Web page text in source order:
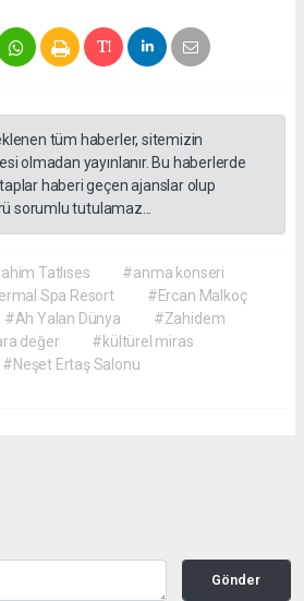
tüm haberler, sitemizin
olmadan yayınlanır. Bu haberlerde
haberi geçen ajanslar olup
sorumlu tutulamaz...
Tatlıses
#anma konseri
Spa Resort
#Ercan Malkoç
#Ah Yalan Dünya
#Zahidem
değer
#kültürel miras
#Neşet Ertaş Salonu
Gönder